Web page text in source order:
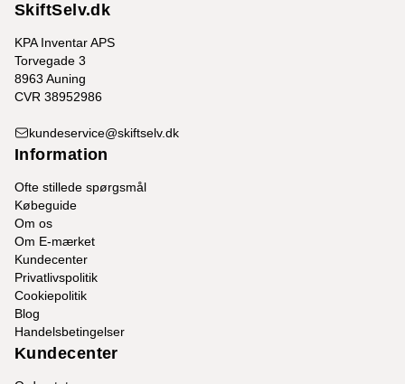
SkiftSelv.dk
KPA Inventar APS
Torvegade 3
8963 Auning
CVR 38952986
kundeservice@skiftselv.dk
Information
Ofte stillede spørgsmål
Købeguide
Om os
Om E-mærket
Kundecenter
Privatlivspolitik
Cookiepolitik
Blog
Handelsbetingelser
Kundecenter